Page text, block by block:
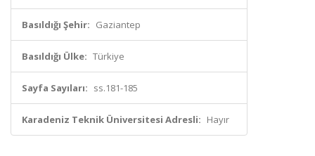
Basıldığı Şehir: Gaziantep
Basıldığı Ülke: Türkiye
Sayfa Sayıları: ss.181-185
Karadeniz Teknik Üniversitesi Adresli: Hayır